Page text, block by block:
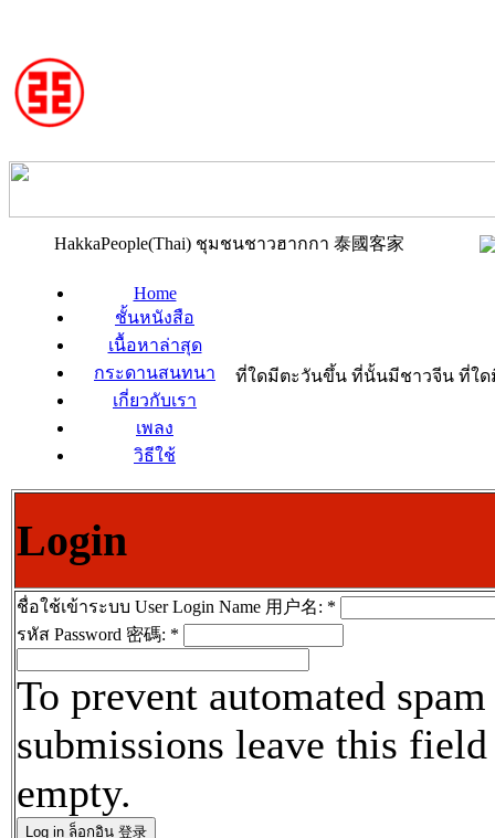
HakkaPeople(Thai) ชุมชนชาวฮากกา 泰國客家
Home
ชั้นหนังสือ
เนื้อหาล่าสุด
กระดานสนทนา
เกี่ยวกับเรา
เพลง
วิธีใช้
ที่ใดมีตะวันขึ้น ที่นั้นมีชาวจีน ที่ใดมี
Login
ชื่อใช้เข้าระบบ User Login Name 用户名: *
รหัส Password 密碼: *
To prevent automated spam
submissions leave this field
empty.